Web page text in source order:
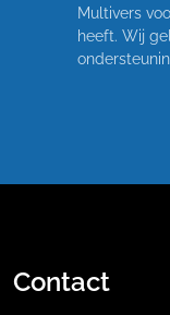
Multivers
heeft. Wij
Contact